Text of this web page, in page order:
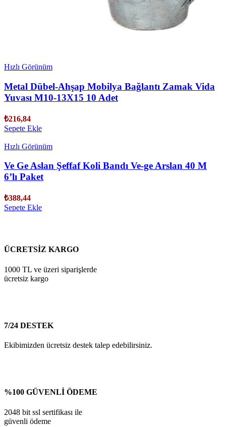
Hızlı Görünüm
Metal Dübel-Ahşap Mobilya Bağlantı Zamak Vida
Yuvası M10-13X15 10 Adet
₺216,84
Sepete Ekle
Hızlı Görünüm
Ve Ge Aslan Şeffaf Koli Bandı Ve-ge Arslan 40 M
6’lı Paket
₺388,44
Sepete Ekle
ÜCRETSİZ KARGO
1000 TL ve üzeri siparişlerde
ücretsiz kargo
7/24 DESTEK
Ekibimizden ücretsiz destek talep edebilirsiniz.
%100 GÜVENLİ ÖDEME
2048 bit ssl sertifikası ile
güvenli ödeme